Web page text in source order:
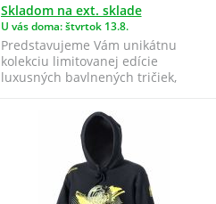
Skladom na ext. sklade
U vás doma: štvrtok 13.8.
Predstavujeme Vám unikátnu
kolekciu limitovanej edície
luxusných bavlnených tričiek,